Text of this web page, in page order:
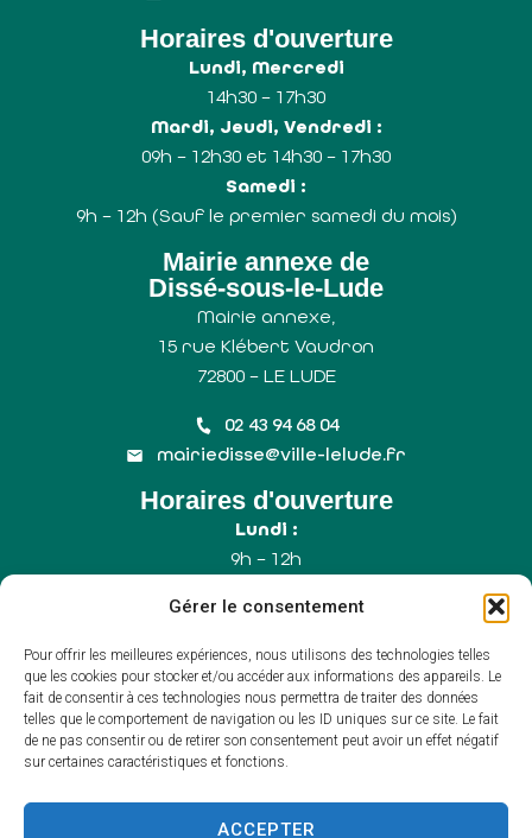
Gérer le consentement
Pour offrir les meilleures expériences, nous utilisons des technologies telles
que les cookies pour stocker et/ou accéder aux informations des appareils. Le
fait de consentir à ces technologies nous permettra de traiter des données
telles que le comportement de navigation ou les ID uniques sur ce site. Le fait
de ne pas consentir ou de retirer son consentement peut avoir un effet négatif
sur certaines caractéristiques et fonctions.
ACCEPTER
Horaires d'ouverture
Lundi, Mercredi
14h30 – 17h30
Mardi, Jeudi, Vendredi :
09h – 12h30 et 14h30 – 17h30
Samedi :
9h – 12h (Sauf le premier samedi du mois)
Mairie annexe de
Dissé-sous-le-Lude
Mairie annexe,
15 rue Klébert Vaudron
72800 – LE LUDE
02 43 94 68 04
mairiedisse@ville-lelude.fr
Horaires d'ouverture
Lundi :
9h – 12h
9h – 12h
Samedi :
9h – 12h (Uniquement le 1er samedi du mois)
Accessibilité
Mentions légales
Confidentialité